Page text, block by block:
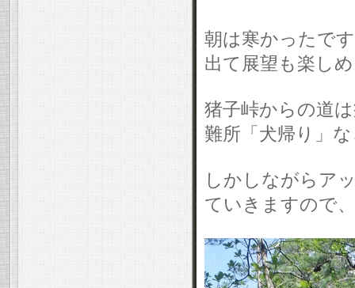
朝は寒かったで
出て展望も楽し
猪子峠からの道
難所「犬帰り」
しかしながらア
ていきますので